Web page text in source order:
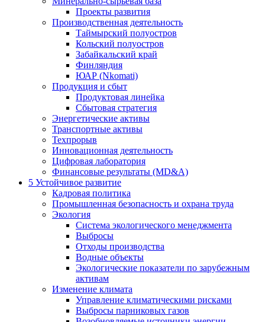
Проекты развития
Производственная деятельность
Таймырский полуостров
Кольский полуостров
Забайкальский край
Финляндия
ЮАР (Nkomati)
Продукция и сбыт
Продуктовая линейка
Сбытовая стратегия
Энергетические активы
Транспортные активы
Техпрорыв
Инновационная деятельность
Цифровая лаборатория
Финансовые результаты (MD&A)
5 Устойчивое развитие
Кадровая политика
Промышленная безопасность и охрана труда
Экология
Система экологического менеджмента
Выбросы
Отходы производства
Водные объекты
Экологические показатели по зарубежным
активам
Изменение климата
Управление климатическими рисками
Выбросы парниковых газов